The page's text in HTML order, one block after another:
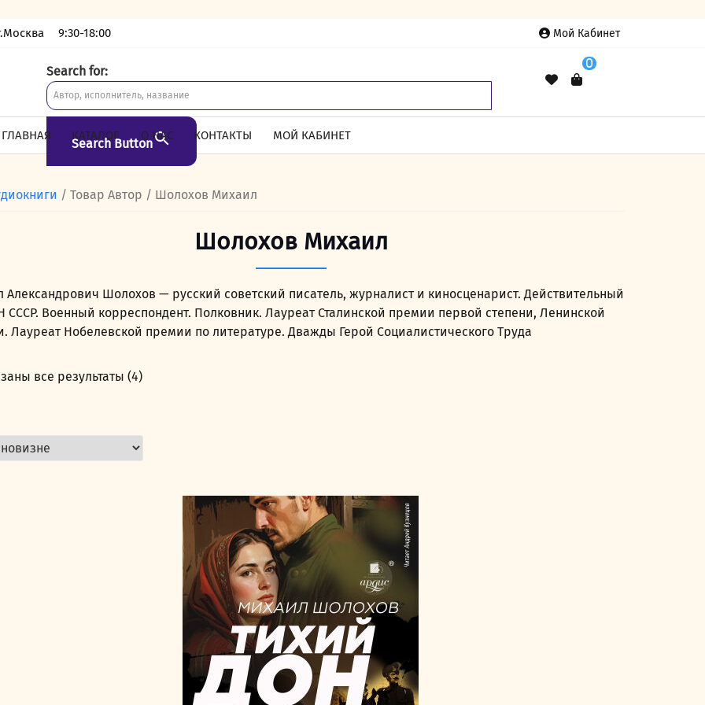
9:30-18:00 Мой Кабинет
Search for:
Search Button
0
ГЛАВНАЯ КАТАЛОГ О НАС КОНТАКТЫ МОЙ КАБИНЕТ
/ Товар Автор / Шолохов Михаил
Шолохов Михаил
Александрович Шолохов — русский советский писатель, журналист и киносценарист. Действительный
СССР. Военный корреспондент. Полковник. Лауреат Сталинской премии первой степени, Ленинской
Лауреат Нобелевской премии по литературе. Дважды Герой Социалистического Труда
все результаты (4)Сортировка: